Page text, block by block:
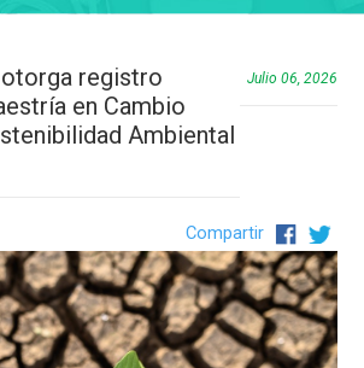
registro
en Cambio
Ambiental
Julio 06, 2026
Compartir